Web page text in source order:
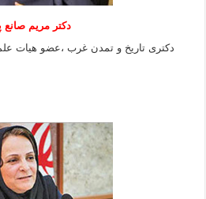
دکتر مریم صانع
دکتری تاریخ و تمدن غرب ،عضو هیات